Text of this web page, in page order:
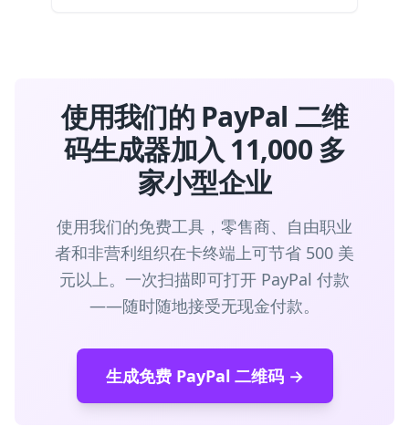
使用我们的 PayPal 二维
码生成器加入 11,000 多
家小型企业
使用我们的免费工具，零售商、自由职业
者和非营利组织在卡终端上可节省 500 美
元以上。一次扫描即可打开 PayPal 付款
——随时随地接受无现金付款。
生成免费 PayPal 二维码 →